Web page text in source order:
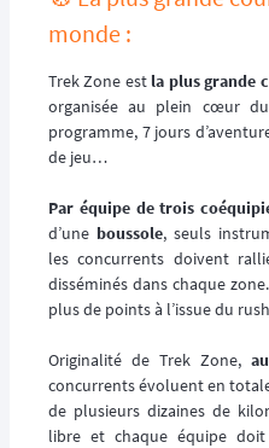
monde :
Trek Zone est la plus grande
organisée au plein cœur
programme, 7 jours
de jeu…
Par équipe de trois
d’une boussole, seuls
les concurrents doivent
disséminés dans chaque
plus de points à l’issue du
Originalité de Trek Zone,
concurrents évoluent en
de plusieurs dizaines de
libre et chaque équipe